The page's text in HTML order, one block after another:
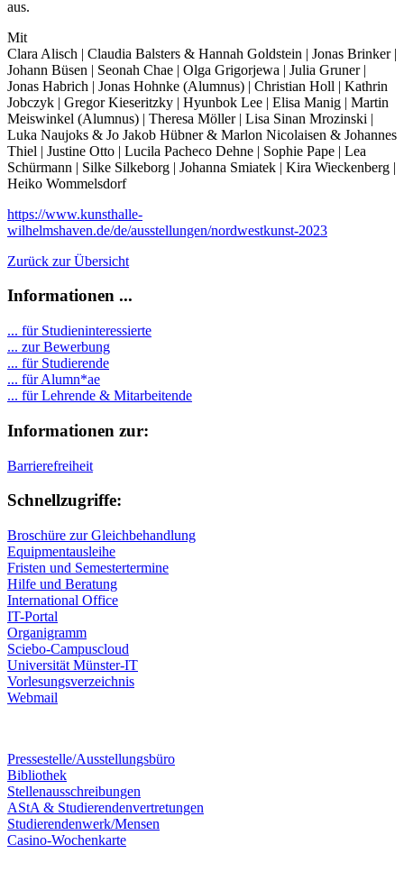
aus.
Mit
Clara Alisch | Claudia Balsters & Hannah Goldstein | Jonas Brinker |
Johann Büsen | Seonah Chae | Olga Grigorjewa | Julia Gruner |
Jonas Habrich | Jonas Hohnke (Alumnus) | Christian Holl | Kathrin
Jobczyk | Gregor Kieseritzky | Hyunbok Lee | Elisa Manig | Martin
Meiswinkel (Alumnus) | Theresa Möller | Lisa Sinan Mrozinski |
Luka Naujoks & Jo Jakob Hübner & Marlon Nicolaisen & Johannes
Thiel | Justine Otto | Lucila Pacheco Dehne | Sophie Pape | Lea
Schürmann | Silke Silkeborg | Johanna Smiatek | Kira Wieckenberg |
Heiko Wommelsdorf
https://www.kunsthalle-
wilhelmshaven.de/de/ausstellungen/nordwestkunst-2023
Zurück zur Übersicht
Informationen ...
... für Studieninteressierte
... zur Bewerbung
... für Studierende
... für Alumn*ae
... für Lehrende & Mitarbeitende
Informationen zur:
Barrierefreiheit
Schnellzugriffe:
Broschüre zur Gleichbehandlung
Equipmentausleihe
Fristen und Semestertermine
Hilfe und Beratung
International Office
IT-Portal
Organigramm
Sciebo-Campuscloud
Universität Münster-IT
Vorlesungsverzeichnis
Webmail
Pressestelle/Ausstellungsbüro
Bibliothek
Stellenausschreibungen
AStA & Studierendenvertretungen
Studierendenwerk/Mensen
Casino-Wochenkarte